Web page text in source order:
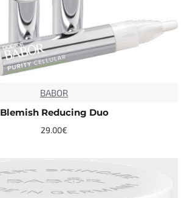
BABOR
Blemish Reducing Duo
29.00€